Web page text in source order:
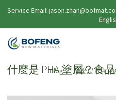
Service Email:
什麼是 PHA 塗層？食
Blog / 什麼是 PHA